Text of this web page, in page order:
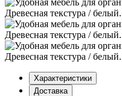
Характеристики
Доставка